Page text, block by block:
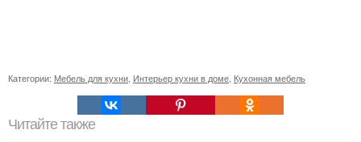
Категории: Мебель для кухни, Интерьер кухни в доме, Кухонная мебель
Читайте также